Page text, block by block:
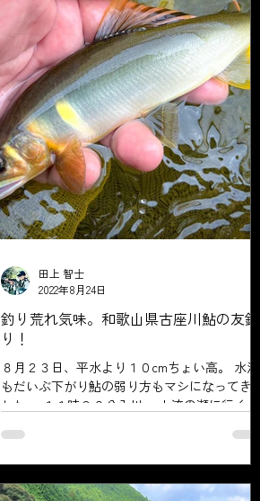
釣り荒れ気味。和歌山県古座川鮎の友釣
り！
８月２３日、平水より１０cmちょい高。 水温
もだいぶ下がり鮎の弱り方もマシになってきま
した。 １１時３０分入川。 上流の瀬に行くた
える。 少し川に入ったところで立ち止まりそこ
で竿を伸ばす。 オトリ鮎にハナカンを通し送り
出す。...
田上 智士
2022年8月24日